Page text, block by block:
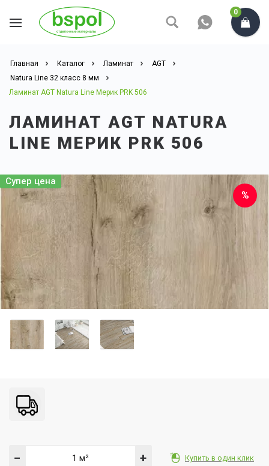
0
Главная Каталог Ламинат
AGT
Natura Line 32 класс 8 мм
Ламинат AGT Natura Line Мерик PRK 506
ЛАМИНАТ AGT NATURA
LINE МЕРИК PRK 506
Супер цена
Купить в один клик
− +